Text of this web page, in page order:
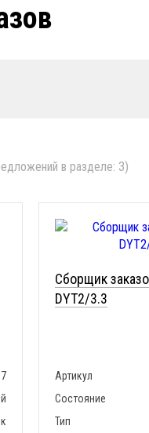
в разделе: 3)
Сборщик
DYT2/3.3
Артикул
Состояние
Тип